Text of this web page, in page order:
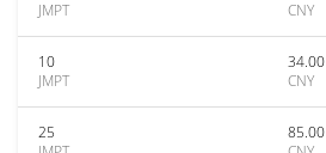
JMPT
CNY
10
JMPT
34.00
CNY
25
85.00